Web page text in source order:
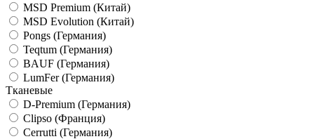
MSD Premium (Китай)
MSD Evolution (Китай)
Pongs (Германия)
Teqtum (Германия)
BAUF (Германия)
LumFer(Германия)
Тканевые
D-Premium (Германия)
Clipso (Франция)
Cerrutti (Германия)